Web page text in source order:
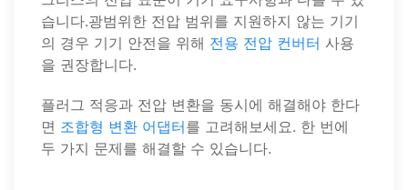
습니다.광범위한 전압 범위를 지원하지 않는 기기
의 경우 기기 안전을 위해 전용 전압 컨버터 사용
을 권장합니다.
플러그 적응과 전압 변환을 동시에 해결해야 한다
면 조합형 변환 어댑터를 고려해보세요. 한 번에
두 가지 문제를 해결할 수 있습니다.